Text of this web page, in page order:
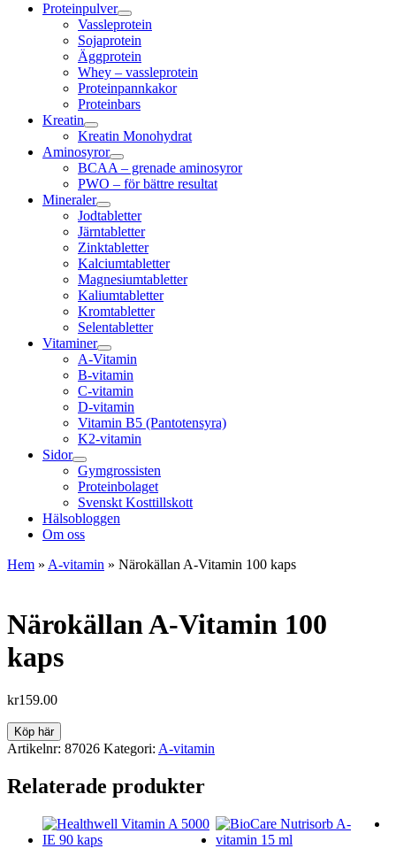
Proteinpulver
Vassleprotein
Sojaprotein
Äggprotein
Whey – vassleprotein
Proteinpannkakor
Proteinbars
Kreatin
Kreatin Monohydrat
Aminosyror
BCAA – grenade aminosyror
PWO – för bättre resultat
Mineraler
Jodtabletter
Järntabletter
Zinktabletter
Kalciumtabletter
Magnesiumtabletter
Kaliumtabletter
Kromtabletter
Selentabletter
Vitaminer
A-Vitamin
B-vitamin
C-vitamin
D-vitamin
Vitamin B5 (Pantotensyra)
K2-vitamin
Sidor
Gymgrossisten
Proteinbolaget
Svenskt Kosttillskott
Hälsobloggen
Om oss
Hem » A-vitamin » Närokällan A-Vitamin 100 kaps
Närokällan A-Vitamin 100
kaps
kr159.00
Köp här
Artikelnr: 87026 Kategori: A-vitamin
Relaterade produkter